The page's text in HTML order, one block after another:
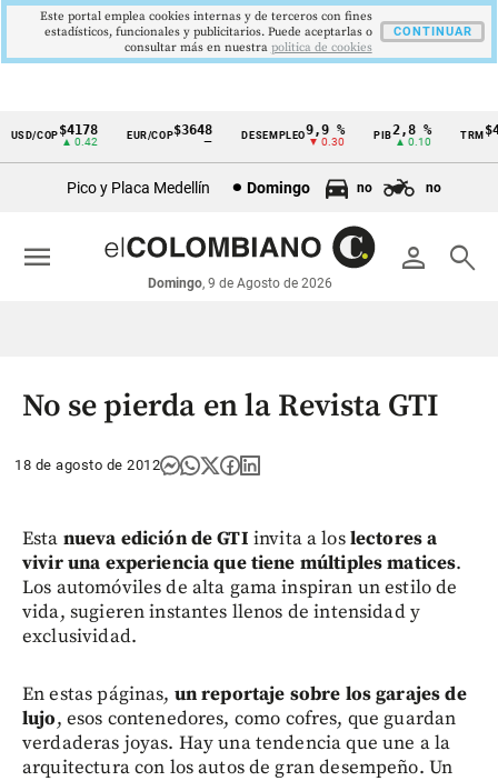
Cintillo
económicos
Colombia
COP$4178
▲ 0.42
EUR/COP$3648 DESEMPLEO 9,9 %
▼ 0.30
PIB2,8 %
▲ 0.10
TRM
Pico y Placa Medellín Domingo no no
person search
Domingo, 9 de Agosto de 2026
menu
No se pierda en la Revista GTI
18 de agosto de 2012
Esta nueva edición de GTI invita a loslectores a
vivir una experiencia que tiene múltiples matices.
Los automóviles de alta gama inspiran un estilo de
vida, sugieren instantes llenos de intensidad y
exclusividad.
En estas páginas, un reportaje sobre los garajes de
lujo, esos contenedores, como cofres, que guardan
verdaderas joyas. Hay una tendencia que une a la
arquitectura con los autos de gran desempeño. Un
Este portal emplea cookies internas y de terceros con fines
estadísticos, funcionales y publicitarios. Puede aceptarlas o
consultar más en nuestra politica de cookies
CONTINUAR